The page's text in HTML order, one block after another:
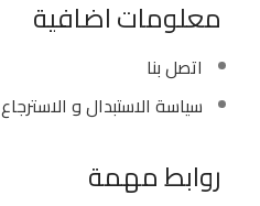
معلومات اضافية
اتصل بنا
سياسة الاستبدال و الاسترجاع
روابط مهمة